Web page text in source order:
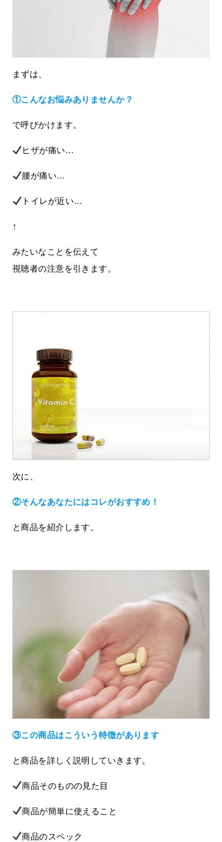
まずは、
①こんなお悩みありませんか？
で呼びかけます。
ヒザが痛い…
腰が痛い…
トイレが近い…
↑
みたいなことを伝えて
視聴者の注意を引きます。
次に、
②そんなあなたにはコレがおすすめ！
と商品を紹介します。
③この商品はこういう特徴があります
と商品を詳しく説明していきます。
商品そのものの見た目
商品が簡単に使えること
商品のスペック